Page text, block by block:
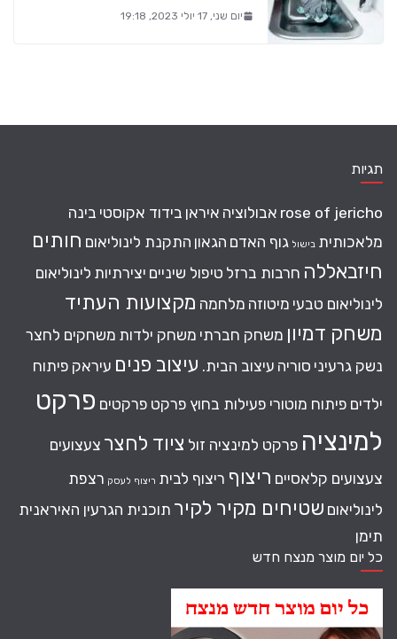
יום שני, 17 יולי 2023, 19:18
תגיות
rose of jericho אבולוציה איראן בידוד אקוסטי בינה
מלאכותית בישול גוף האדם הגאון התקנת לינוליאום חותים
חיזבאללה חרבות ברזל טיפול שיניים יצירתיות לינוליאום
לינוליאום טבעי מיטוזה מלחמה מקצועות העתיד
משחק דמיון משחק חברתי משחק ילדות משחקים לחצר
נשק גרעיני סוריה עיצוב הבית. עיצוב פנים עיראק פיתוח
ילדים פיתוח מוטורי פעילות בחוץ פרקט פרקטים פרקט
למינציה פרקט למינציה זול ציוד לחצר צעצועים
צעצועים קלאסיים ריצוף ריצוף לבית ריצוף לעסק רצפת
לינוליאום שטיחים מקיר לקיר תוכנית הגרעין האיראנית
תימן
כל יום מוצר מנצח חדש